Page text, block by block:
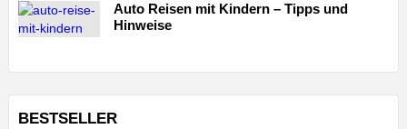
Auto Reisen mit Kindern – Tipps und
Hinweise
BESTSELLER